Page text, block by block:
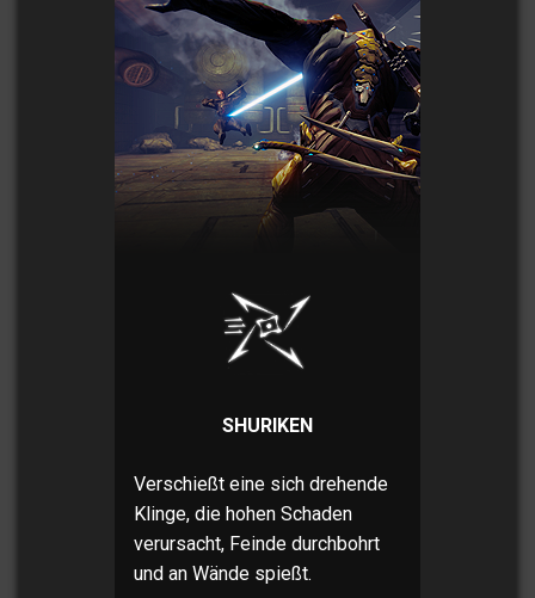
SHURIKEN
Verschießt eine sich drehende
Klinge, die hohen Schaden
verursacht, Feinde durchbohrt
und an Wände spießt.